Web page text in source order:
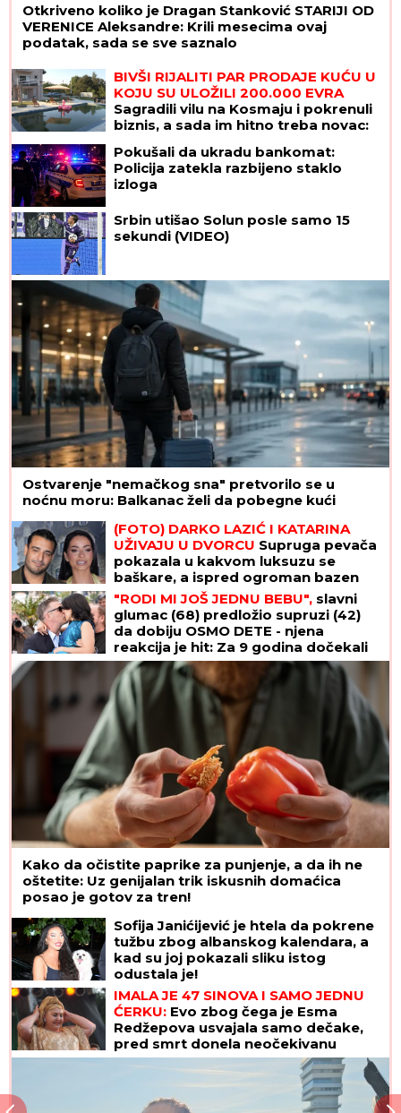
Otkriveno koliko je Dragan Stanković STARIJI OD
VERENICE Aleksandre: Krili mesecima ovaj
podatak, sada se sve saznalo
BIVŠI RIJALITI PAR PRODAJE KUĆU U
KOJU SU ULOŽILI 200.000 EVRA
Sagradili vilu na Kosmaju i pokrenuli
biznis, a sada im hitno treba novac:
Pokušali da ukradu bankomat:
Policija zatekla razbijeno staklo
izloga
Srbin utišao Solun posle samo 15
sekundi (VIDEO)
Ostvarenje "nemačkog sna" pretvorilo se u
noćnu moru: Balkanac želi da pobegne kući
(FOTO) DARKO LAZIĆ I KATARINA
UŽIVAJU U DVORCU Supruga pevača
pokazala u kakvom luksuzu se
baškare, a ispred ogroman bazen
"RODI MI JOŠ JEDNU BEBU", slavni
glumac (68) predložio supruzi (42)
da dobiju OSMO DETE - njena
reakcija je hit: Za 9 godina dočekali
su 4 SINA I 3 ĆERKE, ali on ne želi da
se zaustavi
Kako da očistite paprike za punjenje, a da ih ne
oštetite: Uz genijalan trik iskusnih domaćica
posao je gotov za tren!
Sofija Janićijević je htela da pokrene
tužbu zbog albanskog kalendara, a
kad su joj pokazali sliku istog
odustala je!
IMALA JE 47 SINOVA I SAMO JEDNU
ĆERKU: Evo zbog čega je Esma
Redžepova usvajala samo dečake,
pred smrt donela neočekivanu
odluku